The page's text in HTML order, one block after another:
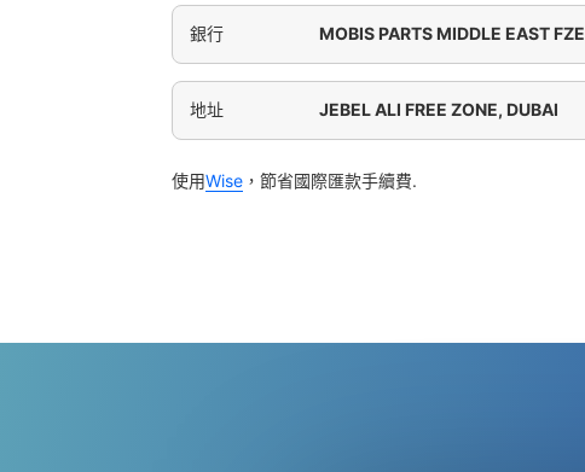
銀行 MOBIS PARTS MIDDLE EAST FZE
地址 JEBEL ALI FREE ZONE, DUBAI
使用Wise ，節省國際匯款手續費.